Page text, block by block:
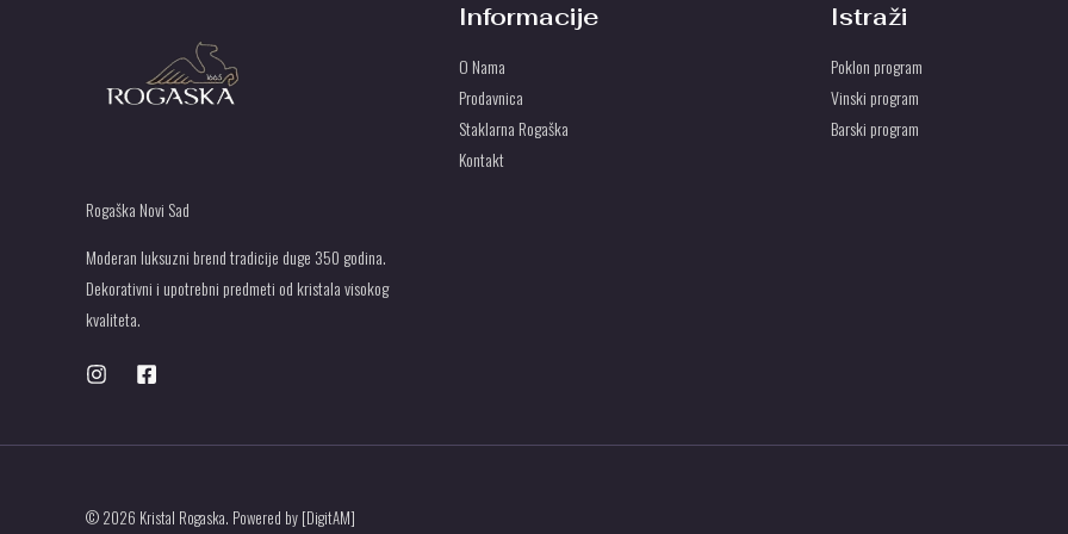
Rogaška Novi Sad
Moderan luksuzni brend tradicije duge 350 godina.
Dekorativni i upotrebni predmeti od kristala visokog
kvaliteta.
Informacije
O Nama
Prodavnica
Staklarna Rogaška
Kontakt
Istraži
Poklon program
Vinski program
Barski program
© 2026 Kristal Rogaska. Powered by [DigitAM]